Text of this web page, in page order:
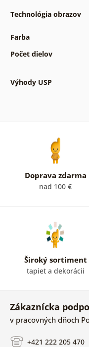
Technológia obrazov
Farba
Počet dielov
Výhody USP
Doprava zdarma
nad 100 €
Široký sortiment
tapiet a dekorácii
Zákaznícka
v pracovných dňoch
+421 222 205 470